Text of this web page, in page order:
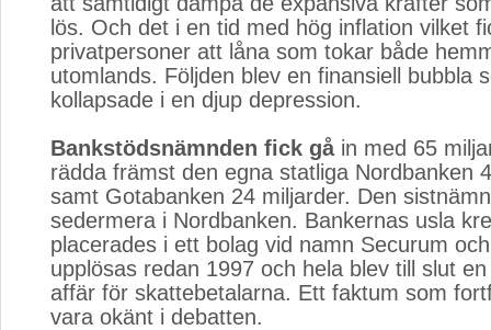
lös. Och det i en tid med hög inflation vilket
privatpersoner att låna som tokar både
utomlands. Följden blev en finansiell bubbla
kollapsade i en djup depression.
Bankstödsnämnden fick gåin med 65
rädda främst den egna statliga Nordbanken
samt Gotabanken 24 miljarder. Den
sedermera i Nordbanken. Bankernas usla
placerades i ett bolag vid namn Securum
upplösas redan 1997 och hela blev till slut
affär för skattebetalarna. Ett faktum som
vara okänt i debatten.